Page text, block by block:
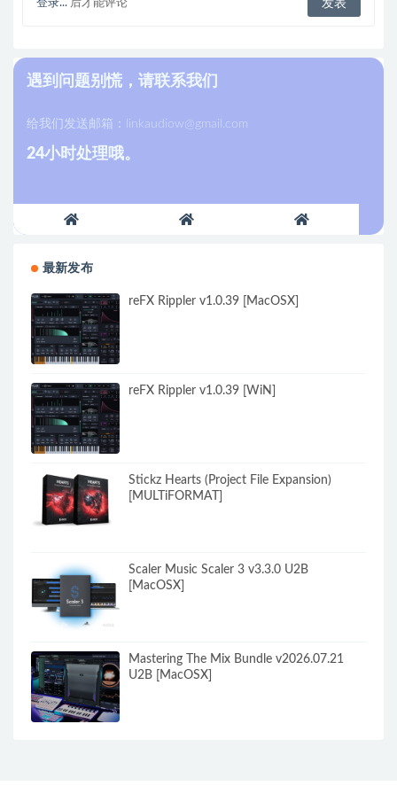
登录... 后才能评论
遇到问题别慌，请联系我们
给我们发送邮箱： linkaudiow@gmail.com
24小时处理哦。
最新发布
reFX Rippler v1.0.39 [MacOSX]
reFX Rippler v1.0.39 [WiN]
Stickz Hearts (Project File Expansion)
[MULTiFORMAT]
Scaler Music Scaler 3 v3.3.0 U2B
[MacOSX]
Mastering The Mix Bundle v2026.07.21
U2B [MacOSX]